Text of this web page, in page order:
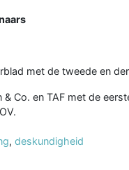
met de tweede en
& Co. en TAF met de
, deskundigheid